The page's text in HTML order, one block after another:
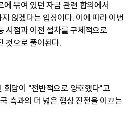
에 묶여 있던 자금 관련 합의에서
않겠다는 입장이다. 이에 따라 이번
시점과 이전 절차를 구체적으로
것으로 풀이된다.
회담이 "전반적으로 양호했다"고
측과의 더 넓은 협상 진전을 이끄는